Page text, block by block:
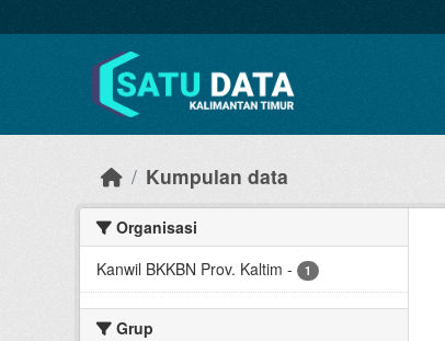
Kumpulan data
Organisasi
Kanwil BKKBN Prov. Kaltim - 1
Grup